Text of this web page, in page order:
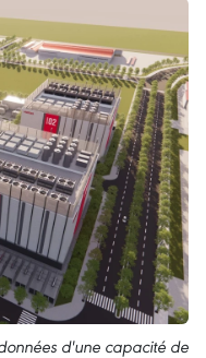
d'une capacité de